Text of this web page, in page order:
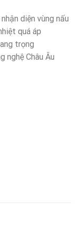
diện vùng nấu
quá áp
trọng
nghệ Châu Âu